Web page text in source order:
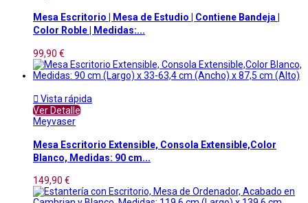
Mesa Escritorio | Mesa de Estudio | Contiene Bandeja |
Color Roble | Medidas:...
99,90 €
 Vista rápida
Ver Detalle
Meyvaser
Mesa Escritorio Extensible, Consola Extensible,Color
Blanco, Medidas: 90 cm...
149,90 €